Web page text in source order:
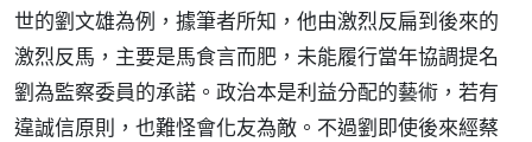
世的劉文雄為例，據筆者所知，他由激烈反扁到後來的
激烈反馬，主要是馬食言而肥，未能履行當年協調提名
劉為監察委員的承諾。政治本是利益分配的藝術，若有
違誠信原則，也難怪會化友為敵。不過劉即使後來經蔡